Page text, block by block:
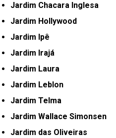
Jardim Chacara Inglesa
Jardim Hollywood
Jardim Ipê
Jardim Irajá
Jardim Laura
Jardim Leblon
Jardim Telma
Jardim Wallace Simonsen
Jardim das Oliveiras